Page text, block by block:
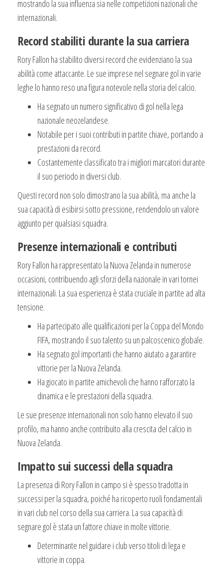
mostrando la sua influenza sia nelle competizioni nazionali che
internazionali.
Record stabiliti durante la sua carriera
Rory Fallon ha stabilito diversi record che evidenziano la sua
abilità come attaccante. Le sue imprese nel segnare gol in varie
leghe lo hanno reso una figura notevole nella storia del calcio.
Ha segnato un numero significativo di gol nella lega
nazionale neozelandese.
Notabile per i suoi contributi in partite chiave, portando a
prestazioni da record.
Costantemente classificato tra i migliori marcatori durante
il suo periodo in diversi club.
Questi record non solo dimostrano la sua abilità, ma anche la
sua capacità di esibirsi sotto pressione, rendendolo un valore
aggiunto per qualsiasi squadra.
Presenze internazionali e contributi
Rory Fallon ha rappresentato la Nuova Zelanda in numerose
occasioni, contribuendo agli sforzi della nazionale in vari tornei
internazionali. La sua esperienza è stata cruciale in partite ad alta
tensione.
Ha partecipato alle qualificazioni per la Coppa del Mondo
FIFA, mostrando il suo talento su un palcoscenico globale.
Ha segnato gol importanti che hanno aiutato a garantire
vittorie per la Nuova Zelanda.
Ha giocato in partite amichevoli che hanno rafforzato la
dinamica e le prestazioni della squadra.
Le sue presenze internazionali non solo hanno elevato il suo
profilo, ma hanno anche contribuito alla crescita del calcio in
Nuova Zelanda.
Impatto sui successi della squadra
La presenza di Rory Fallon in campo si è spesso tradotta in
successi per la squadra, poiché ha ricoperto ruoli fondamentali
in vari club nel corso della sua carriera. La sua capacità di
segnare gol è stata un fattore chiave in molte vittorie.
Determinante nel guidare i club verso titoli di lega e
vittorie in coppa.